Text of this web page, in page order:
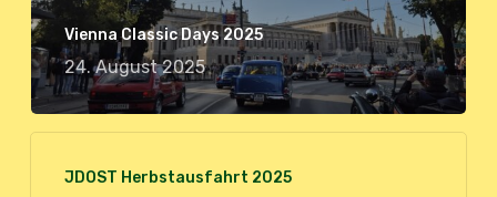
Vienna Classic Days 2025
24. August 2025
JDOST Herbstausfahrt 2025